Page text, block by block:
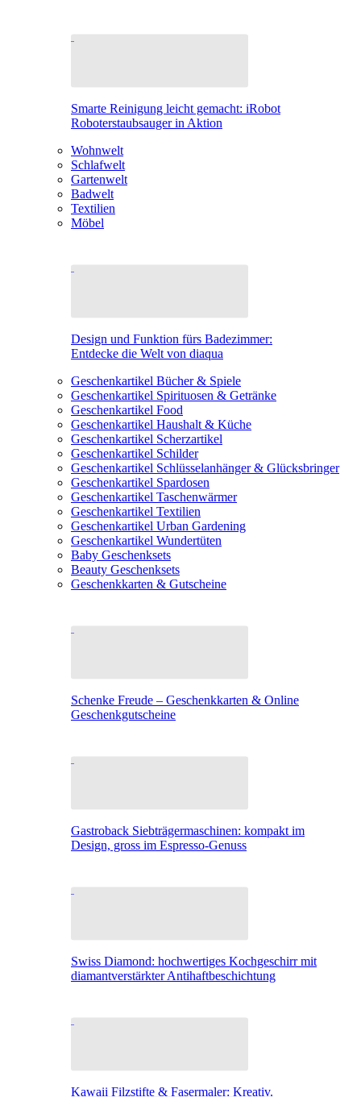
Smarte Reinigung leicht gemacht: iRobot
Roboterstaubsauger in Aktion
Wohnwelt
Schlafwelt
Gartenwelt
Badwelt
Textilien
Möbel
Design und Funktion fürs Badezimmer:
Entdecke die Welt von diaqua
Geschenkartikel Bücher & Spiele
Geschenkartikel Spirituosen & Getränke
Geschenkartikel Food
Geschenkartikel Haushalt & Küche
Geschenkartikel Scherzartikel
Geschenkartikel Schilder
Geschenkartikel Schlüsselanhänger & Glücksbringer
Geschenkartikel Spardosen
Geschenkartikel Taschenwärmer
Geschenkartikel Textilien
Geschenkartikel Urban Gardening
Geschenkartikel Wundertüten
Baby Geschenksets
Beauty Geschenksets
Geschenkkarten & Gutscheine
Schenke Freude – Geschenkkarten & Online
Geschenkgutscheine
Gastroback Siebträgermaschinen: kompakt im
Design, gross im Espresso-Genuss
Swiss Diamond: hochwertiges Kochgeschirr mit
diamantverstärkter Antihaftbeschichtung
Kawaii Filzstifte & Fasermaler: Kreativ.